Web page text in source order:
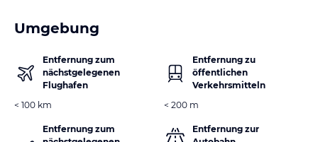
Umgebung
Entfernung zum
nächstgelegenen
Flughafen
< 100 km
Entfernung zum
Entfernung zu
öffentlichen
Verkehrsmitteln
< 200 m
Entfernung zur